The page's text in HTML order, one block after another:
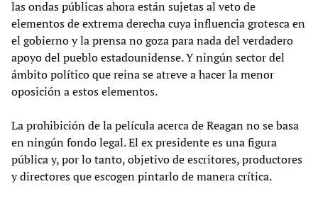
las ondas públicas ahora están sujetas al veto de
elementos de extrema derecha cuya influencia grotesca en
el gobierno y la prensa no goza para nada del verdadero
apoyo del pueblo estadounidense. Y ningún sector del
ámbito político que reina se atreve a hacer la menor
oposición a estos elementos.
La prohibición de la película acerca de Reagan no se basa
en ningún fondo legal. El ex presidente es una figura
pública y, por lo tanto, objetivo de escritores, productores
y directores que escogen pintarlo de manera crítica.